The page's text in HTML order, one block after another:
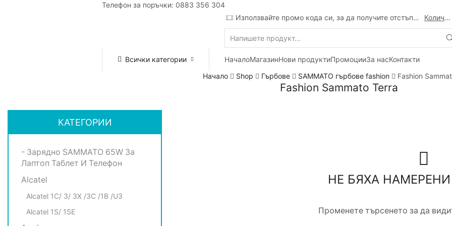
Телефон за поръчки: 0883 356 304
Използвайте промо кода си, за да получите отстъпка
Количка
Всички категории
НачалоМагазинНови продуктиПромоцииЗа насКонтакти
Начало
Shop Гърбове SAMMATO гърбове fashion Fashion
Fashion Sammato Terra
НЕ БЯХА
Променете търсенето за да
КАТЕГОРИИ
- Зарядно SAMMATO 65W За
Лаптоп Таблет И Телефон
Alcatel
Alcatel 1C/ 3/ 3X /3C /1B /U3
Alcatel 1S/ 1SE